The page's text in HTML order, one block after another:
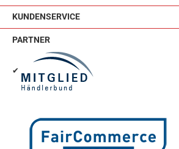
KUNDENSERVICE
PARTNER
✔